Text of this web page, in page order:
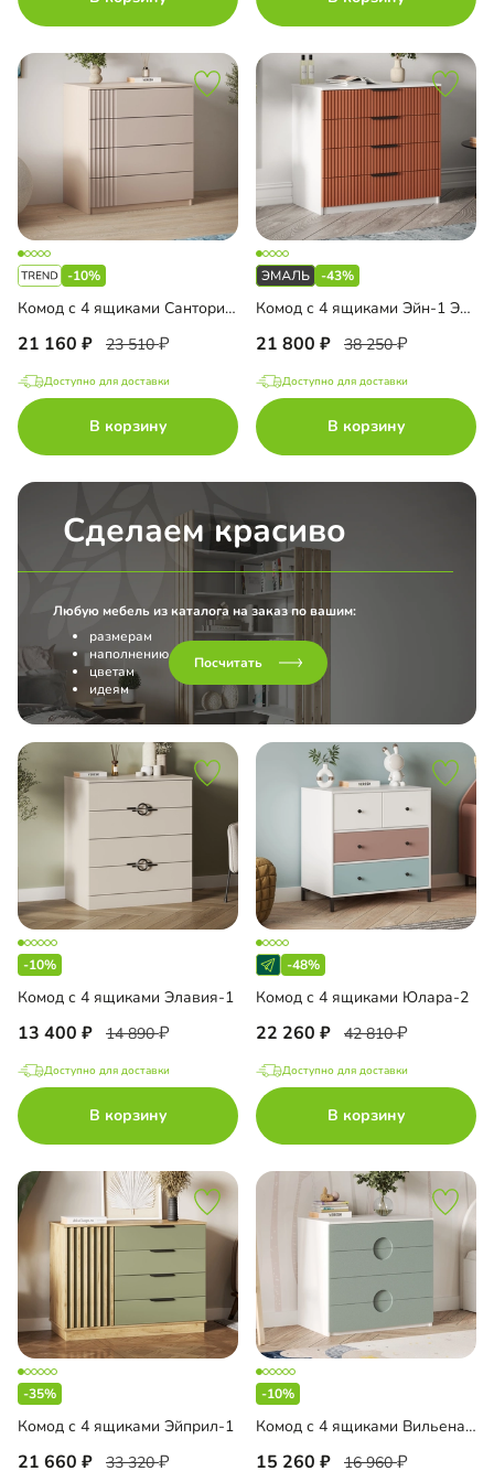
-10%
Комод с 4 ящиками Санторини-1 Лайф
21 160 23 510
Доступно для доставки
В корзину
-43%
Комод с 4 ящиками Эйн-1 Эмаль
21 800 38 250
Доступно для доставки
В корзину
Сделаем красиво
Любую мебель из каталога на заказ по вашим:
размерам
наполнению
цветам
идеям
Посчитать
-10%
Комод с 4 ящиками Элавия-1
13 400 14 890
Доступно для доставки
В корзину
-48%
Комод с 4 ящиками Юлара-2
22 260 42 810
Доступно для доставки
В корзину
-35%
Комод с 4 ящиками Эйприл-1
21 660 33 320
-10%
Комод с 4 ящиками Вильена-1
15 260 16 960